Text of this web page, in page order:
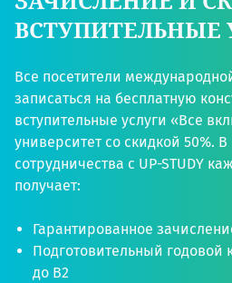
ВСТУПИТЕЛЬНЫЕ
Все посетители
записаться на бесплатную
вступительные услуги «Все
университет со скидкой 50%.
сотрудничества с UP-STUDY
получает:
Гарантированное
Подготовительный годовой
до В2